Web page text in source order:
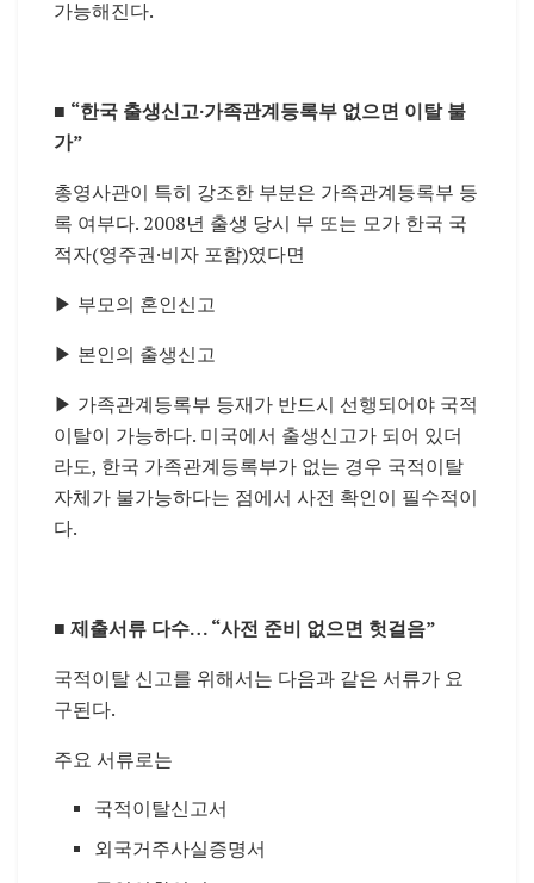
가능해진다.
■ “한국 출생신고·가족관계등록부 없으면 이탈 불
가”
총영사관이 특히 강조한 부분은 가족관계등록부 등
록 여부다. 2008년 출생 당시 부 또는 모가 한국 국
적자(영주권·비자 포함)였다면
▶ 부모의 혼인신고
▶ 본인의 출생신고
▶ 가족관계등록부 등재가 반드시 선행되어야 국적
이탈이 가능하다. 미국에서 출생신고가 되어 있더
라도, 한국 가족관계등록부가 없는 경우 국적이탈
자체가 불가능하다는 점에서 사전 확인이 필수적이
다.
■ 제출서류 다수… “사전 준비 없으면 헛걸음”
국적이탈 신고를 위해서는 다음과 같은 서류가 요
구된다.
주요 서류로는
국적이탈신고서
외국거주사실증명서